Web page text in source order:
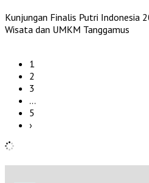
Kunjungan Finalis Putri Indonesia
Wisata dan UMKM Tanggamus
1
2
3
…
5
›